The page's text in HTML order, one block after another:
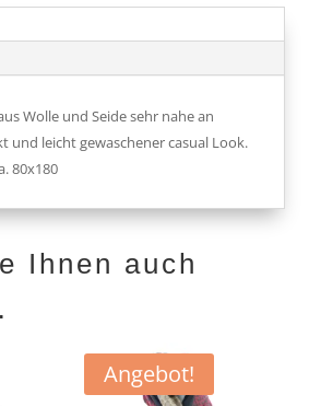
Wolle und Seide sehr nahe an
und leicht gewaschener casual Look.
80x180
Ihnen auch
Angebot!